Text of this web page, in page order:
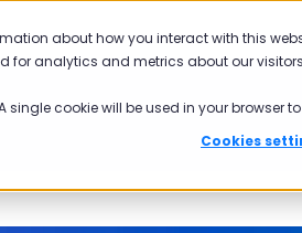
about how you interact with this
analytics and metrics about our
cookie will be used in your browser
Cookies